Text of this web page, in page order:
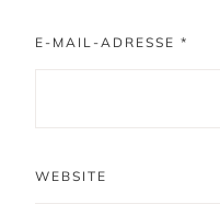
E-MAIL-ADRESSE *
WEBSITE